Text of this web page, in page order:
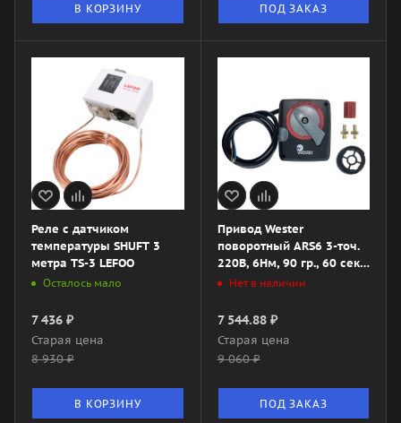
В КОРЗИНУ ПОД ЗАКАЗ
Реле с датчиком
температуры SHUFT 3
метра TS-3 LEFOO
Осталось мало
7 436 ₽
Старая цена
8 930₽
В КОРЗИНУ
Привод Wester
поворотный ARS6 3-точ.
220В, 6Нм, 90 гр., 60 сек.
конц. выкл.
Нет в наличии
7 544.88₽
Старая цена
9 060₽
ПОД ЗАКАЗ